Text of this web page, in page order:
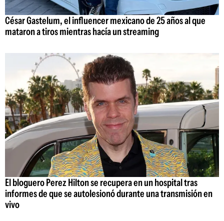
César Gastelum, el influencer mexicano de 25 años al que
mataron a tiros mientras hacía un streaming
El bloguero Perez Hilton se recupera en un hospital tras
informes de que se autolesionó durante una transmisión en
vivo